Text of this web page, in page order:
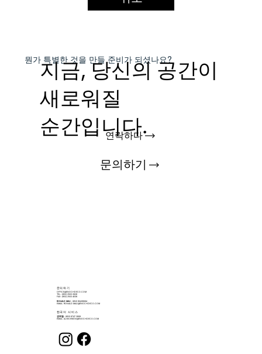
​뭔가 특별한 것을 만들 준비가 되셨나요?
연락하다
지금, 당신의 공간이
새로워질
순간입니다.
문의하기
​문의하기
OFFICE@ENOCHDECO.COM
​TEL.: (852) 2503 2626
FAX : (852) 2503 4038
RONALD MAU: (852) 90439064
EMAIL: RONALD.MAU@ENOCHDECO.COM
​한국어 서비스
권희철 : (852) 6747 2808
EMAIL: ALVIN.KWON@ENOCHDECO.COM